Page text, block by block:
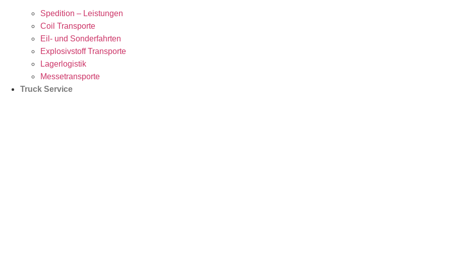
Spedition – Leistungen
Coil Transporte
Eil- und Sonderfahrten
Explosivstoff Transporte
Lagerlogistik
Messetransporte
Truck Service